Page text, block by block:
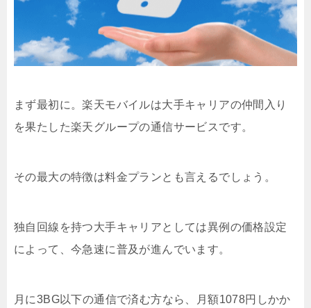
まず最初に。楽天モバイルは大手キャリアの仲間入り
を果たした楽天グループの通信サービスです。
その最大の特徴は料金プランとも言えるでしょう。
独自回線を持つ大手キャリアとしては異例の価格設定
によって、今急速に普及が進んでいます。
月に3BG以下の通信で済む方なら、月額1078円しかか